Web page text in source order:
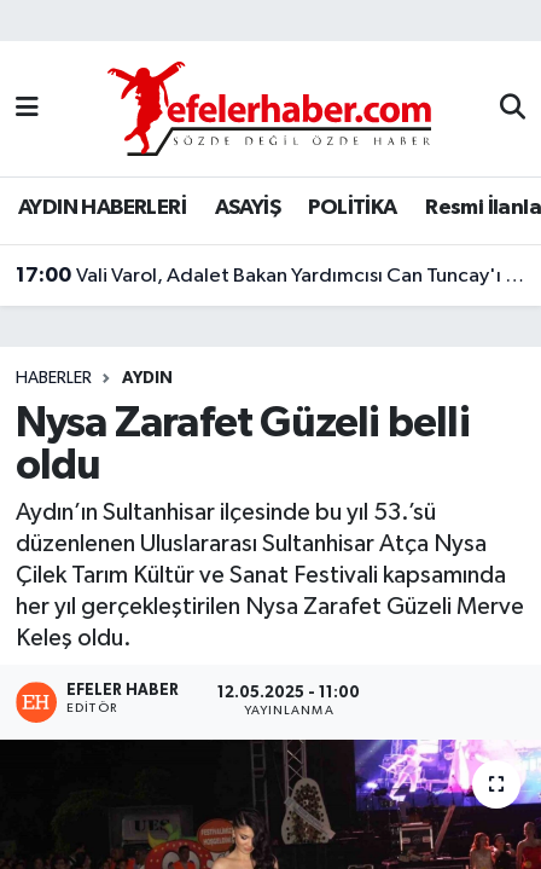
AYDIN HABERLERİ ASAYİŞ POLİTİKA Resmi
17:00 Vali Varol, Adalet Bakan Yardımcısı Can Tuncay'ı ağırladı
HABERLER AYDIN
Nysa Zarafet Güzeli belli
oldu
Aydın’ın Sultanhisar ilçesinde bu yıl 53.’sü
düzenlenen Uluslararası Sultanhisar Atça Nysa
Çilek Tarım Kültür ve Sanat Festivali kapsamında
her yıl gerçekleştirilen Nysa Zarafet Güzeli Merve
Keleş oldu.
EFELER HABER
EDITÖR
12.05.2025 - 11:00
YAYINLANMA
Nöbetçi Eczaneler
Hava Durumu
Aydin Namaz Vakitleri
Trafik Durumu
Son Dakika Haberleri
Haber Arşivi